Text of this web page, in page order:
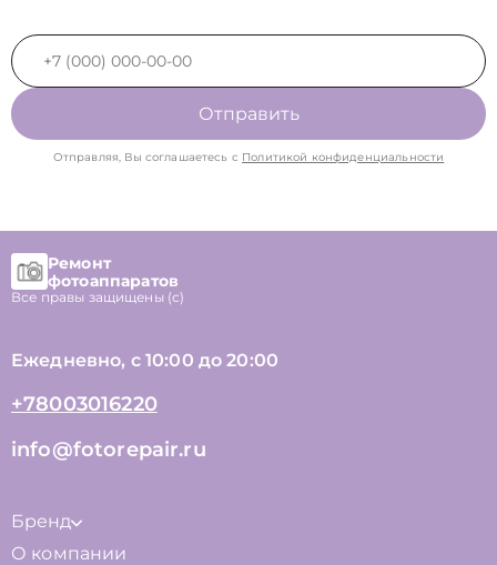
Отправить
Отправляя, Вы соглашаетесь с Политикой конфиденциальности
Ремонт
фотоаппаратов
Все правы защищены (с)
Ежедневно, с 10:00 до 20:00
+78003016220
info@fotorepair.ru
Бренд
О компании